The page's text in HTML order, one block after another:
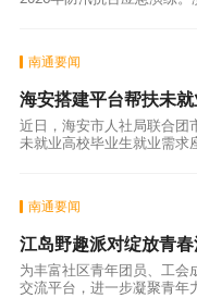
南通要闻
海安搭建平台帮扶未
近日，海安市人社局联合团
未就业高校毕业生就业需求
南通要闻
江岛野趣派对绽放青
为丰富社区青年团员、工
交流平台，进一步凝聚青年